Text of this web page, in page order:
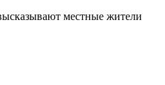
местные жители